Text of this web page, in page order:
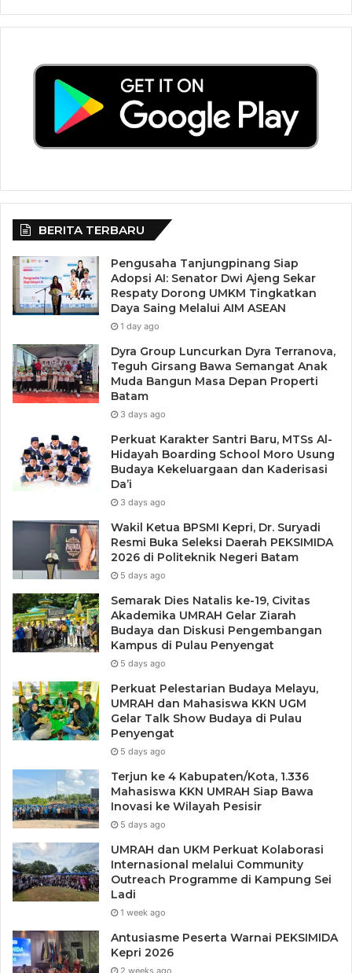
BERITA TERBARU
Pengusaha Tanjungpinang Siap
Adopsi AI: Senator Dwi Ajeng Sekar
Respaty Dorong UMKM Tingkatkan
Daya Saing Melalui AIM ASEAN
1 day ago
Dyra Group Luncurkan Dyra Terranova,
Teguh Girsang Bawa Semangat Anak
Muda Bangun Masa Depan Properti
Batam
3 days ago
Perkuat Karakter Santri Baru, MTSs Al-
Hidayah Boarding School Moro Usung
Budaya Kekeluargaan dan Kaderisasi
Da’i
3 days ago
Wakil Ketua BPSMI Kepri, Dr. Suryadi
Resmi Buka Seleksi Daerah PEKSIMIDA
2026 di Politeknik Negeri Batam
5 days ago
Semarak Dies Natalis ke-19, Civitas
Akademika UMRAH Gelar Ziarah
Budaya dan Diskusi Pengembangan
Kampus di Pulau Penyengat
5 days ago
Perkuat Pelestarian Budaya Melayu,
UMRAH dan Mahasiswa KKN UGM
Gelar Talk Show Budaya di Pulau
Penyengat
5 days ago
Terjun ke 4 Kabupaten/Kota, 1.336
Mahasiswa KKN UMRAH Siap Bawa
Inovasi ke Wilayah Pesisir
5 days ago
UMRAH dan UKM Perkuat Kolaborasi
Internasional melalui Community
Outreach Programme di Kampung Sei
Ladi
1 week ago
Antusiasme Peserta Warnai PEKSIMIDA
Kepri 2026
2 weeks ago